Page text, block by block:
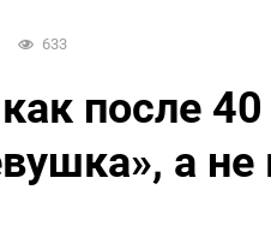
633
после 40
а не